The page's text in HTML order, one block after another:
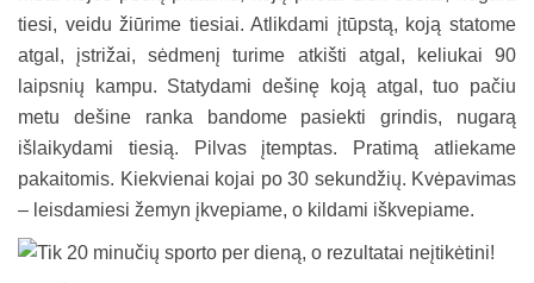
tiesi, veidu žiūrime tiesiai. Atlikdami įtūpstą, koją statome
atgal, įstrižai, sėdmenį turime atkišti atgal, keliukai 90
laipsnių kampu. Statydami dešinę koją atgal, tuo pačiu
metu dešine ranka bandome pasiekti grindis, nugarą
išlaikydami tiesią. Pilvas įtemptas. Pratimą atliekame
pakaitomis. Kiekvienai kojai po 30 sekundžių. Kvėpavimas
– leisdamiesi žemyn įkvepiame, o kildami iškvepiame.